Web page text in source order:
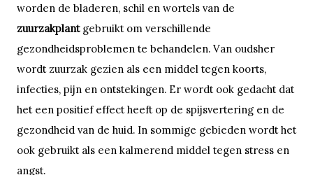
worden de bladeren, schil en wortels van de
zuurzakplantgebruikt om verschillende
gezondheidsproblemen te behandelen. Van oudsher
wordt zuurzak gezien als een middel tegen koorts,
infecties, pijn en ontstekingen. Er wordt ook gedacht dat
het een positief effect heeft op de spijsvertering en de
gezondheid van de huid. In sommige gebieden wordt het
ook gebruikt als een kalmerend middel tegen stress en
angst.